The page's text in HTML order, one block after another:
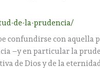
de-la-prudencia/
confundirse con aquella
–y en particular la
de Dios y de la